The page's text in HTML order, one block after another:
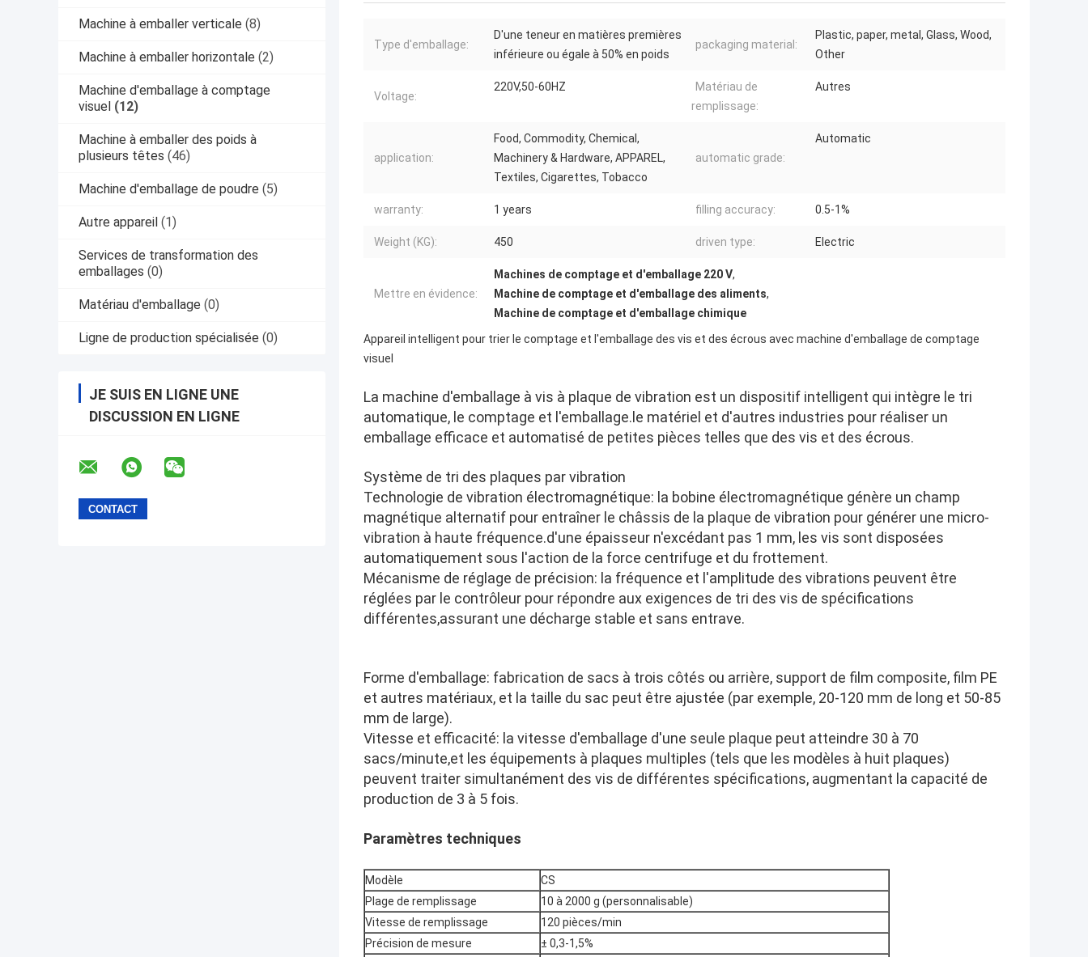
Machine à emballer verticale (8)
Machine à emballer horizontale (2)
Machine d'emballage à comptage
visuel (12)
Machine à emballer des poids à
plusieurs têtes (46)
Machine d'emballage de poudre (5)
Autre appareil (1)
Services de transformation des
emballages (0)
Matériau d'emballage (0)
Ligne de production spécialisée (0)
JE SUIS EN LIGNE UNE
DISCUSSION EN LIGNE
Type d'emballage:
D'une teneur en matières premières
inférieure ou égale à 50% en poids
packaging material:
Plastic, paper, metal, Glass, Wood,
Other
Voltage:
220V,50-60HZ
Matériau de
remplissage:
Autres
application:
Food, Commodity, Chemical,
Machinery & Hardware, APPAREL,
Textiles, Cigarettes, Tobacco
automatic grade:
Automatic
warranty: 1 years filling accuracy: 0.5-1%
Weight (KG): 450 driven type: Electric
Mettre en évidence:
Machines de comptage et d'emballage 220 V,
Machine de comptage et d'emballage des aliments,
Machine de comptage et d'emballage chimique
Appareil intelligent pour trier le comptage et l'emballage des vis et des écrous avec machine d'emballage de comptage
visuel
La machine d'emballage à vis à plaque de vibration est un dispositif intelligent qui intègre le tri
automatique, le comptage et l'emballage.le matériel et d'autres industries pour réaliser un
emballage efficace et automatisé de petites pièces telles que des vis et des écrous.
Système de tri des plaques par vibration
Technologie de vibration électromagnétique: la bobine électromagnétique génère un champ
magnétique alternatif pour entraîner le châssis de la plaque de vibration pour générer une micro-
vibration à haute fréquence.d'une épaisseur n'excédant pas 1 mm, les vis sont disposées
automatiquement sous l'action de la force centrifuge et du frottement.
Mécanisme de réglage de précision: la fréquence et l'amplitude des vibrations peuvent être
réglées par le contrôleur pour répondre aux exigences de tri des vis de spécifications
différentes,assurant une décharge stable et sans entrave.
Forme d'emballage: fabrication de sacs à trois côtés ou arrière, support de film composite, film PE
et autres matériaux, et la taille du sac peut être ajustée (par exemple, 20-120 mm de long et 50-85
mm de large).
Vitesse et efficacité: la vitesse d'emballage d'une seule plaque peut atteindre 30 à 70
sacs/minute,et les équipements à plaques multiples (tels que les modèles à huit plaques)
peuvent traiter simultanément des vis de différentes spécifications, augmentant la capacité de
production de 3 à 5 fois.
Paramètres techniques
Modèle
CS
Plage de remplissage
10 à 2000 g (personnalisable)
Vitesse de remplissage
120 pièces/min
Précision de mesure
± 0,3-1,5%